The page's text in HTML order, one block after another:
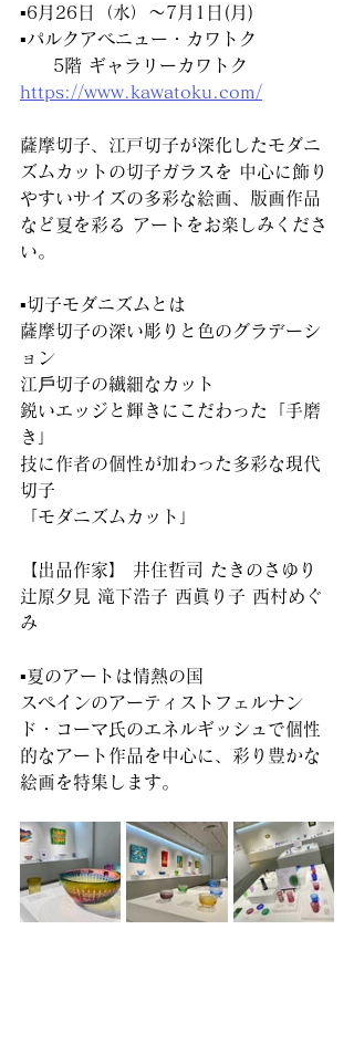
▪️6月26日（水）〜7月1日(月)
▪️パルクアベニュー・カワトク
     5階 ギャラリーカワトク
https://www.kawatoku.com/
薩摩切子、江戸切子が深化したモダニ
ズムカットの切子ガラスを 中心に飾り
やすいサイズの多彩な絵画、版画作品
など夏を彩る アートをお楽しみくださ
い。
▪️切子モダニズムとは
薩摩切子の深い彫りと色のグラデーシ
ョン
江戶切子の繊細なカット
鋭いエッジと輝きにこだわった「手磨
き」
技に作者の個性が加わった多彩な現代
切子
「モダニズムカット」
【出品作家】 井住哲司 たきのさゆり
辻原夕見 滝下浩子 西眞り子 西村めぐ
み
▪️夏のアートは情熱の国
スペインのアーティストフェルナン
ド・コーマ氏のエネルギッシュで個性
的なアート作品を中心に、彩り豊かな
絵画を特集します。